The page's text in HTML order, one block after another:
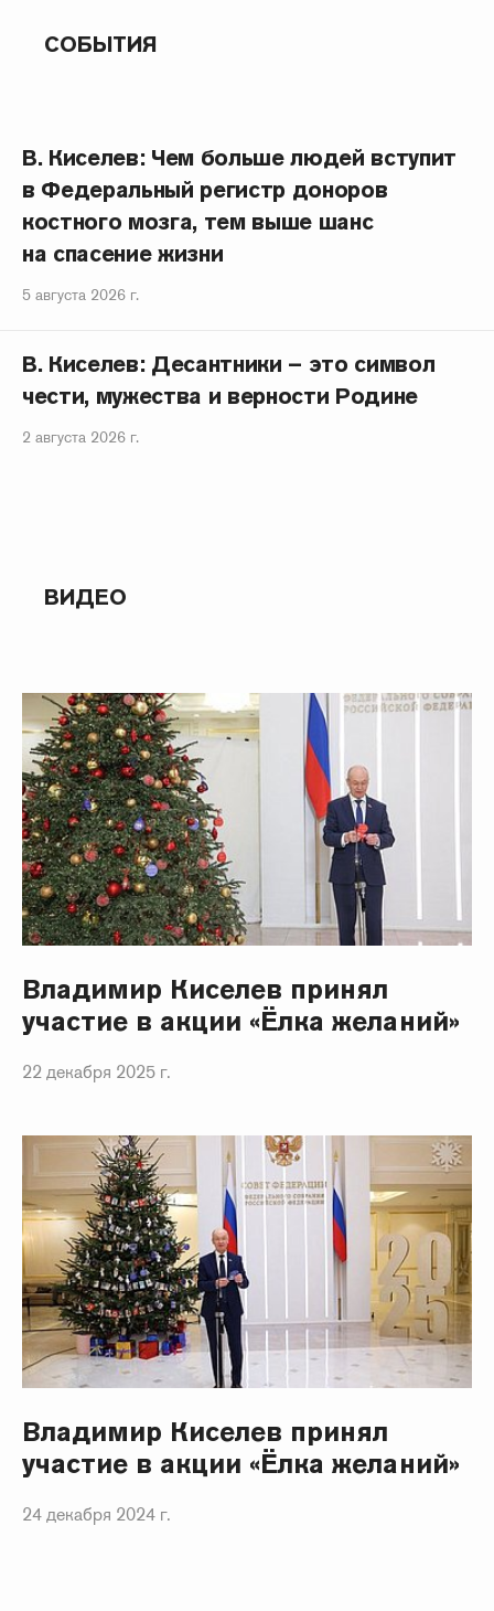
СОБЫТИЯ
В. Киселев: Чем больше людей вступит
в Федеральный регистр доноров
костного мозга, тем выше шанс
на спасение жизни
5 августа 2026 г.
В. Киселев: Десантники – это символ
чести, мужества и верности Родине
2 августа 2026 г.
ВИДЕО
Владимир Киселев принял
участие в акции «Ёлка желаний»
22 декабря 2025 г.
Владимир Киселев принял
участие в акции «Ёлка желаний»
24 декабря 2024 г.